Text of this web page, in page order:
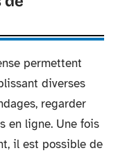
permettent
diverses
regarder
en ligne. Une fois
il est possible de